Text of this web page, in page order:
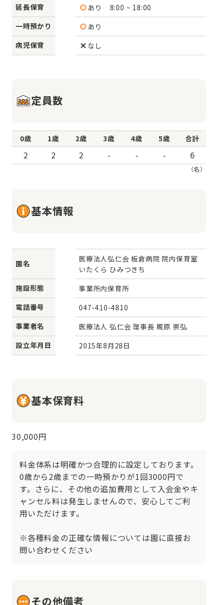
延長保育 あり
8:00 ~ 18:00
一時預かり
あり
病児保育
なし
定員数
0歳 1歳 2歳 3歳 4歳 5歳 合計
2 2 2 - - - 6
（名）
基本情報
園名
医療法人弘仁会 板倉病院 院内保育室
いたくら ひみつきち
施設形態
事業所内保育所
電話番号
047-410-4810
事業者名
医療法人 弘仁会 理事長 梶原 崇弘
設立年月日
2015年8月28日
基本保育料
30,000円
料金体系は明確かつ合理的に設定しております。
0歳から2歳までの一時預かりが1回3000円で
す。さらに、その他の追加費用として入会金やキ
ャンセル料は発生しませんので、安心してご利
用いただけます。
※各種料金の正確な情報については園に直接お
問い合わせください
その他備考